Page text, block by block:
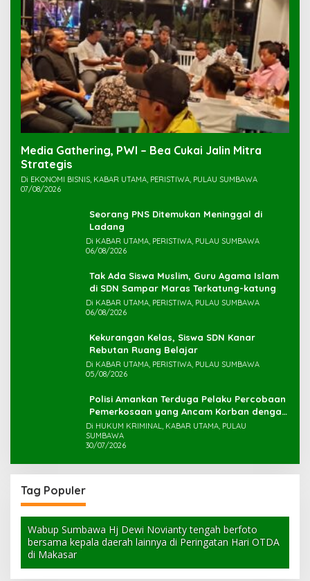
Media Gathering, PWI – Bea Cukai Jalin Mitra
Strategis
Di EKONOMI BISNIS, KABAR UTAMA, PERISTIWA, PULAU SUMBAWA
07/08/2026
Seorang PNS Ditemukan Meninggal di
Ladang
Di KABAR UTAMA, PERISTIWA, PULAU SUMBAWA
06/08/2026
Tak Ada Siswa Muslim, Guru Agama Islam
di SDN Sampar Maras Terkatung-katung ‎
Di KABAR UTAMA, PERISTIWA, PULAU SUMBAWA
06/08/2026
Kekurangan Kelas, Siswa SDN Kanar
Rebutan Ruang Belajar
Di KABAR UTAMA, PERISTIWA, PULAU SUMBAWA
05/08/2026
Polisi Amankan Terduga Pelaku Percobaan
Pemerkosaan yang Ancam Korban dengan
Parang
Di HUKUM KRIMINAL, KABAR UTAMA, PULAU
SUMBAWA
30/07/2026
Tag Populer
Wabup Sumbawa Hj Dewi Novianty tengah berfoto
bersama kepala daerah lainnya di Peringatan Hari OTDA
di Makasar